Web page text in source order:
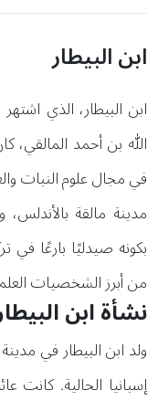
ابن البيطار
ابن البيطار، الذي
الله بن أحمد
مدينة مالقة
بكونه صيدليًا بارعًا في
من أبرز الشخصيات
نشأة ابن
ولد ابن البيطار في
إسبانيا الحالية. كانت